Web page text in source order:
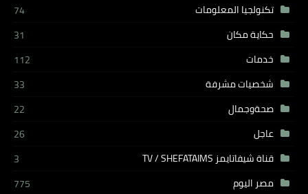
تكنولجيا المعلومات
74
حكاية مكان
31
خدمات
112
شخصيات مشرفة
33
صحةوجمال
22
عاجل
26
قناة شيفاتايمز TV / SHEFATAIMS
3
مصر اليوم
775